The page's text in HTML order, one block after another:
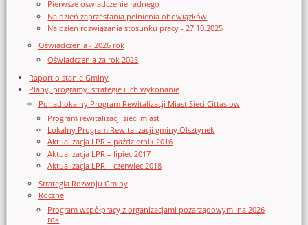
Pierwsze oświadczenie radnego
Na dzień zaprzestania pełnienia obowiązków
Na dzień rozwiązania stosunku pracy - 27.10.2025
Oświadczenia - 2026 rok
Oświadczenia za rok 2025
Raport o stanie Gminy
Plany, programy, strategie i ich wykonanie
Ponadlokalny Program Rewitalizacji Miast Sieci Cittaslow
Program rewitalizacji sieci miast
Lokalny Program Rewitalizacji gminy Olsztynek
Aktualizacja LPR – październik 2016
Aktualizacja LPR – lipiec 2017
Aktualizacja LPR – czerwiec 2018
Strategia Rozwoju Gminy
Roczne
Program współpracy z organizacjami pozarządowymi na 2026
rok